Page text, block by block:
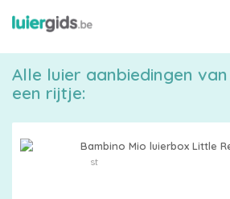
Alle luier aanbiedingen
een rijtje:
Bambino Mio luierbox Little
st